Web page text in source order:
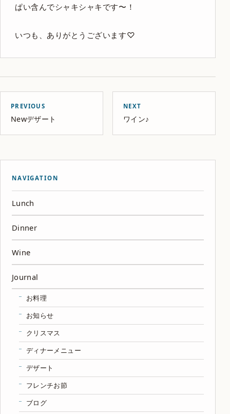
ぱい含んでシャキシャキです〜！
いつも、ありがとうございます♡
PREVIOUS
Newデザート
NEXT
ワイン♪
NAVIGATION
Lunch
Dinner
Wine
Journal
お料理
お知らせ
クリスマス
ディナーメニュー
デザート
フレンチお節
ブログ